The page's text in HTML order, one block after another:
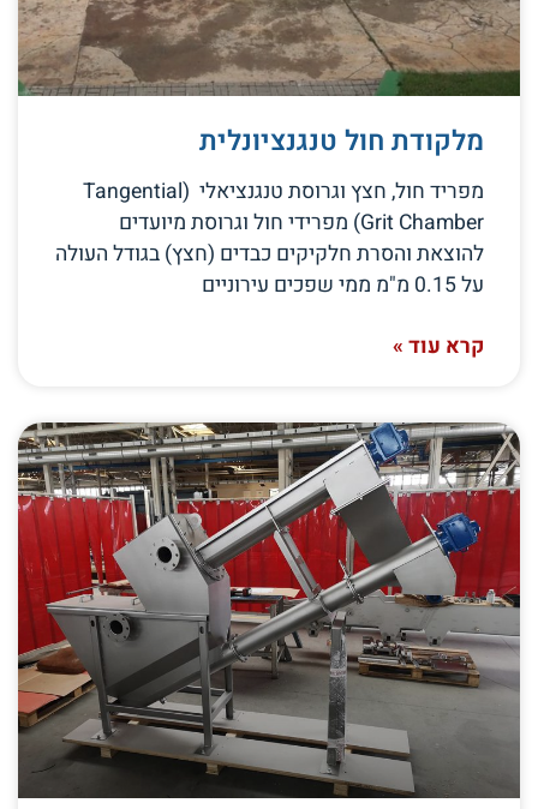
מלקודת חול טנגנציונלית
מפריד חול, חצץ וגרוסת טנגנציאלי (Tangential
Grit Chamber) מפרידי חול וגרוסת מיועדים
להוצאת והסרת חלקיקים כבדים (חצץ) בגודל העולה
על 0.15 מ"מ ממי שפכים עירוניים
קרא עוד »